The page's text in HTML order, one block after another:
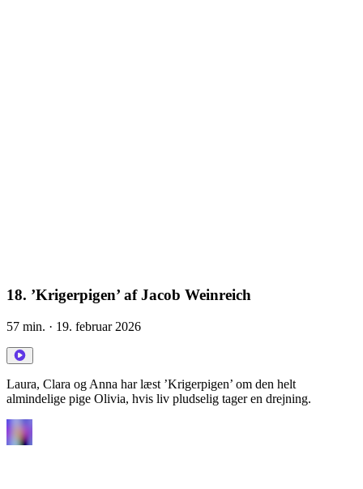
18. ’Krigerpigen’ af Jacob Weinreich
57 min. · 19. februar 2026
Laura, Clara og Anna har læst ’Krigerpigen’ om den helt
almindelige pige Olivia, hvis liv pludselig tager en drejning.